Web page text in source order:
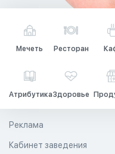
Мечеть Ресторан
АтрибутикаЗдоровье
Реклама
Кабинет заведения